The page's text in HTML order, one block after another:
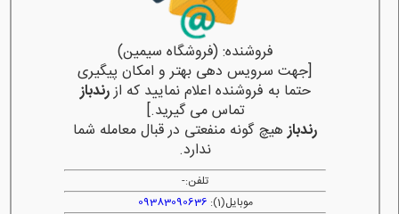
فروشنده: (فروشگاه سیمین)
[جهت سرویس دهی بهتر و امکان پیگیری
حتما به فروشنده اعلام نمایید که ازرندباز
تماس می گیرید.]
رندبازهیچ گونه منفعتی در قبال معامله شما
ندارد.
تلفن:-
موبایل(1):
09383090636